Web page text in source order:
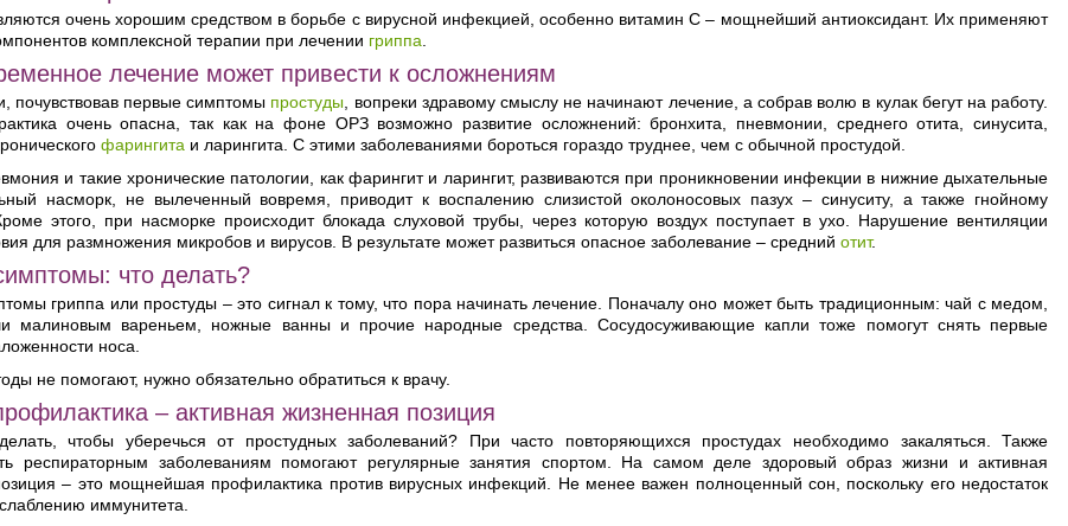
очень хорошим средством в борьбе с вирусной инфекцией, особенно витамин С – мощнейший антиоксидант. Их применяют
комплексной терапии при лечении гриппа
лечение может привести к осложнениям
почувствовав первые симптомы простуды , вопреки здравому смыслу не начинают лечение, а собрав волю в кулак бегут на работу.
очень опасна, так как на фоне ОРЗ возможно развитие осложнений: бронхита, пневмонии, среднего отита, синусита,
фарингита и ларингита. С этими заболеваниями бороться гораздо труднее, чем с обычной простудой.
и такие хронические патологии, как фарингит и ларингит, развиваются при проникновении инфекции в нижние дыхательные
насморк, не вылеченный вовремя, приводит к воспалению слизистой околоносовых пазух – синуситу, а также гнойному
этого, при насморке происходит блокада слуховой трубы, через которую воздух поступает в ухо. Нарушение вентиляции
для размножения микробов и вирусов. В результате может развиться опасное заболевание – среднийотит.
что делать?
гриппа или простуды – это сигнал к тому, что пора начинать лечение. Поначалу оно может быть традиционным: чай с медом,
малиновым вареньем, ножные ванны и прочие народные средства. Сосудосуживающие капли тоже помогут снять первые
носа.
не помогают, нужно обязательно обратиться к врачу.
– активная жизненная позиция
чтобы уберечься от простудных заболеваний? При часто повторяющихся простудах необходимо закаляться. Также
респираторным заболеваниям помогают регулярные занятия спортом. На самом деле здоровый образ жизни и активная
– это мощнейшая профилактика против вирусных инфекций. Не менее важен полноценный сон, поскольку его недостаток
иммунитета.